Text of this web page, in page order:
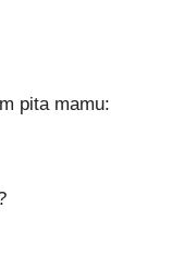
pita mamu: